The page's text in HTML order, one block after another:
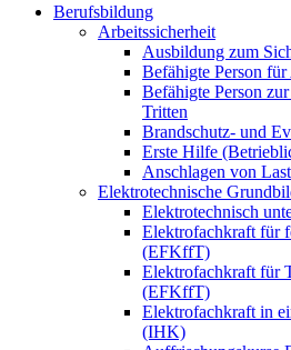
Berufsbildung
Arbeitssicherheit
Ausbildung zum
Befähigte Person
Befähigte Person
Tritten
Brandschutz- und
Erste Hilfe
Anschlagen von
Elektrotechnische
Elektrotechnisch
Elektrofachkraft für
(EFKffT)
Elektrofachkraft für
(EFKffT)
Elektrofachkraft in
(IHK)